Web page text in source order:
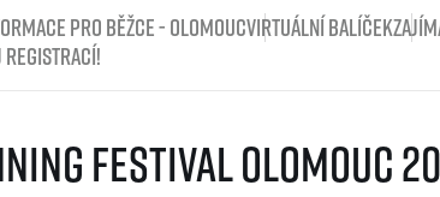
Běžím pro stromy
pro běžce - OlomoucVirtuální balíček
registrací!
Festival Olomouc